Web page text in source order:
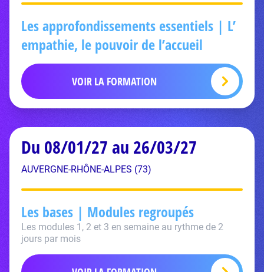
Les approfondissements essentiels | L’
empathie, le pouvoir de l’accueil
VOIR LA FORMATION
Du 08/01/27 au 26/03/27
AUVERGNE-RHÔNE-ALPES (73)
Les bases | Modules regroupés
Les modules 1, 2 et 3 en semaine au rythme de 2
jours par mois